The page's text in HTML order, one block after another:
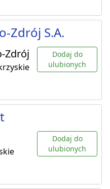
Zdrój S.A.
Zdrój
Dodaj do
ulubionych
Dodaj do
ulubionych